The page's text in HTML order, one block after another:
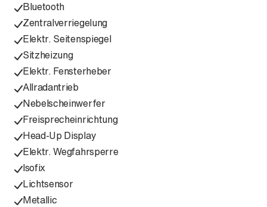
Bluetooth
Zentralverriegelung
Elektr. Seitenspiegel
Sitzheizung
Elektr. Fensterheber
Allradantrieb
Nebelscheinwerfer
Freisprecheinrichtung
Head-Up Display
Elektr. Wegfahrsperre
Isofix
Lichtsensor
Metallic